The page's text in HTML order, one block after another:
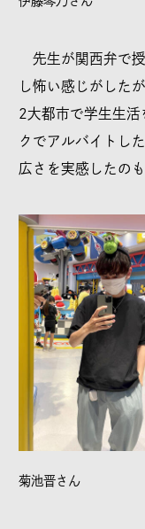
先生が関西弁で
し怖い感じがした
2大都市で学生生活
クでアルバイトし
広さを実感したの
菊池晋さん